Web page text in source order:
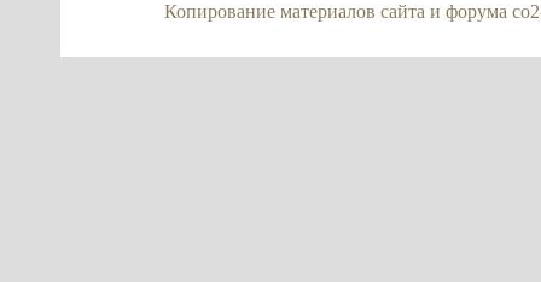
Копирование материалов сайта и форума